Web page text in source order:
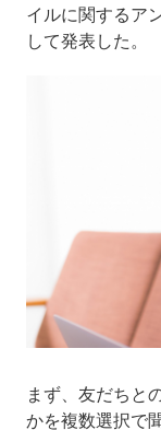
イルに関するア
して発表した。
まず、友だちと
かを複数選択で